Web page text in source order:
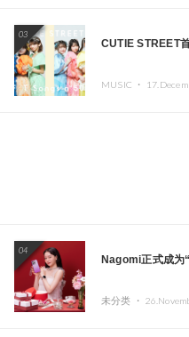
03
CUTIE STREET
MUSIC ・
04
Nagomi正式成为
未分类 ・